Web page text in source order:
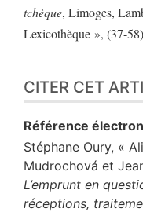
tchèque, Limoges,
Lexicothèque », (37-
CITER CET
Référence
Stéphane Oury, «
Mudrochová et
L’emprunt en
réceptions,